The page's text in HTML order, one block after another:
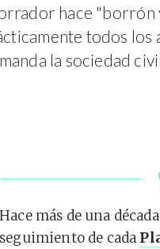
hace "borrón
todos los
la sociedad
Hace más de una
seguimiento de cada